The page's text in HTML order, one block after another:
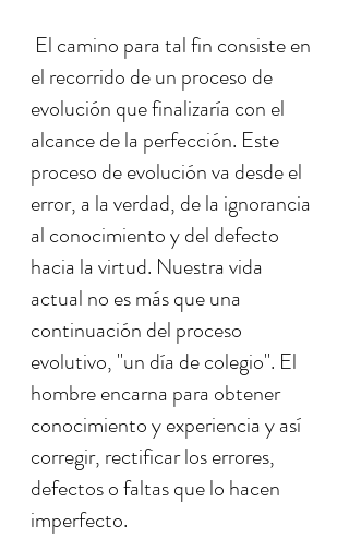
El camino para tal fin consiste en
el recorrido de un proceso de
evolución que finalizaría con el
alcance de la perfección. Este
proceso de evolución va desde el
error, a la verdad, de la ignorancia
al conocimiento y del defecto
hacia la virtud. Nuestra vida
actual no es más que una
continuación del proceso
evolutivo, "un día de colegio". El
hombre encarna para obtener
conocimiento y experiencia y así
corregir, rectificar los errores,
defectos o faltas que lo hacen
imperfecto.